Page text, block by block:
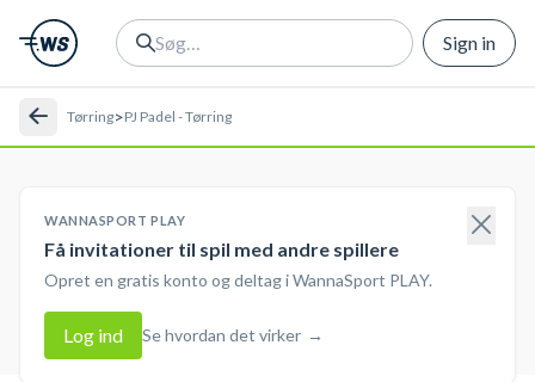
Sign in
Tørring>PJ Padel - Tørring
WANNASPORT PLAY
Få invitationer til spil med andre spillere
Opret en gratis konto og deltag i WannaSport PLAY.
Log ind Se hvordan det virker →